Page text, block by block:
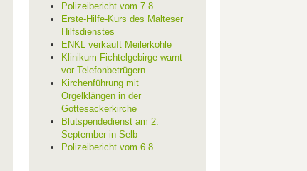
Polizeibericht vom 7.8.
Erste-Hilfe-Kurs des Malteser
Hilfsdienstes
ENKL verkauft Meilerkohle
Klinikum Fichtelgebirge warnt
vor Telefonbetrügern
Kirchenführung mit
Orgelklängen in der
Gottesackerkirche
Blutspendedienst am 2.
September in Selb
Polizeibericht vom 6.8.